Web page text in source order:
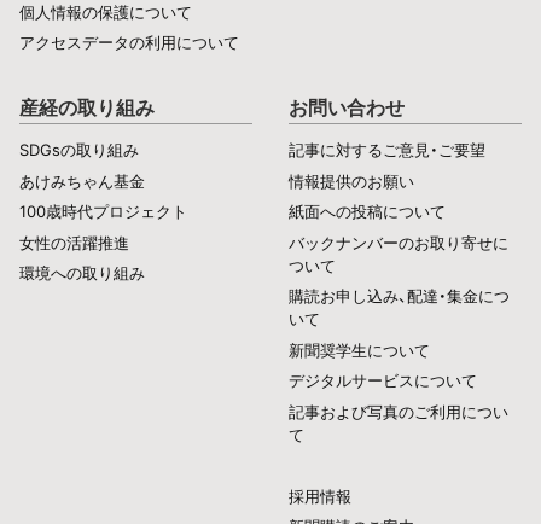
個人情報の保護について
アクセスデータの利用について
産経の取り組み
SDGsの取り組み
あけみちゃん基金
100歳時代プロジェクト
女性の活躍推進
環境への取り組み
お問い合わせ
記事に対するご意見・ご要望
情報提供のお願い
紙面への投稿について
バックナンバーのお取り寄せに
ついて
購読お申し込み、配達・集金につ
いて
新聞奨学生について
デジタルサービスについて
記事および写真のご利用につい
て
採用情報